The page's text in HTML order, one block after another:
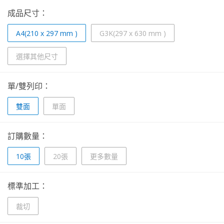
成品尺寸：
A4(210 x 297 mm ) G3K(297 x 630 mm )
選擇其他尺寸
單/雙列印：
雙面 單面
訂購數量：
10張 20張 更多數量
標準加工：
裁切